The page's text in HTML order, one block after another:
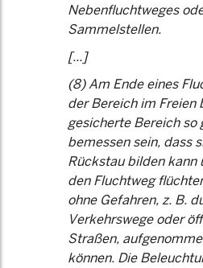
Nebenfluchtweges
Sammelstellen.
[...]
(8) Am Ende eines
der Bereich im Freien
gesicherte Bereich so
bemessen sein, dass
Rückstau bilden kann
den Fluchtweg
ohne Gefahren, z. B.
Verkehrswege oder
Straßen,
können. Die